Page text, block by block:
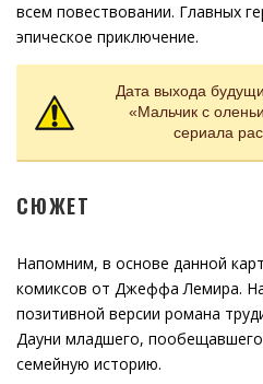
всем повествовании. Главных
эпическое приключение.
Дата выхода
«Мальчик с
сериала
СЮЖЕТ
Напомним, в основе данной
комиксов от Джеффа Лемира.
позитивной версии романа
Дауни младшего,
семейную историю.